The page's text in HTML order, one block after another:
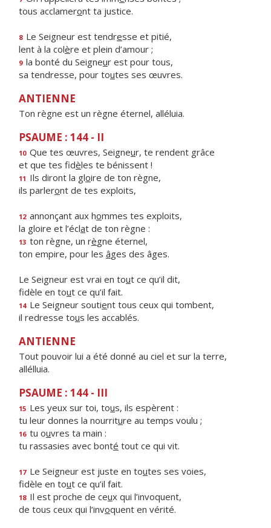
tous acclameront ta justice.
8 Le Seigneur est tendresse et pitié,
lent à la colère et plein d’amour ;
9 la bonté du Seigneur est pour tous,
sa tendresse, pour toutes ses œuvres.
ANTIENNE
Ton règne est un règne éternel, alléluia.
PSAUME : 144 - II
10 Que tes œuvres, Seigneur, te rendent grâce
et que tes fidèles te bénissent !
11 Ils diront la gloire de ton règne,
ils parleront de tes exploits,
12 annonçant aux hommes tes exploits,
la gloire et l’éclat de ton règne :
13 ton règne, un règne éternel,
ton empire, pour les âges des âges.
Le Seigneur est vrai en tout ce qu’il dit,
fidèle en tout ce qu’il fait.
14 Le Seigneur soutient tous ceux qui tombent,
il redresse tous les accablés.
ANTIENNE
Tout pouvoir lui a été donné au ciel et sur la terre,
allélluia.
PSAUME : 144 - III
15 Les yeux sur toi, tous, ils espèrent :
tu leur donnes la nourriture au temps voulu ;
16 tu ouvres ta main :
tu rassasies avec bonté tout ce qui vit.
17 Le Seigneur est juste en toutes ses voies,
fidèle en tout ce qu’il fait.
18 Il est proche de ceux qui l’invoquent,
de tous ceux qui l’invoquent en vérité.